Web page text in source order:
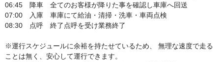
06:45　降車　全てのお客様が降りた事を確認し車庫へ回送
07:00　入庫　車庫にて給油・清掃・洗車・車両点検
08:30　点呼　終了点呼を受け業務終了
※運行スケジュールに余裕を持たせているため、 無理な速度で走る
ことは無く、安心して運行できます。